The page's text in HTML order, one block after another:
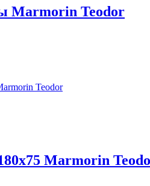
Marmorin Teodor
Marmorin